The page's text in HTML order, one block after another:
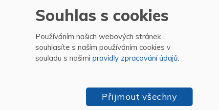
Souhlas s cookies
Používáním našich webových stránek
souhlasíte s naším používáním cookies v
souladu s našimi pravidly zpracování údajů.
Přijmout všechny